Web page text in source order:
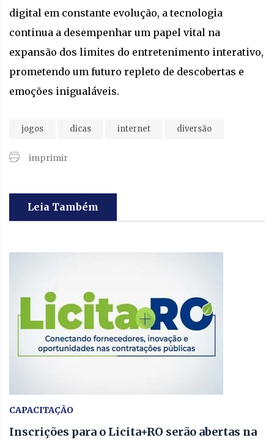
digital em constante evolução, a tecnologia
continua a desempenhar um papel vital na
expansão dos limites do entretenimento interativo,
prometendo um futuro repleto de descobertas e
emoções inigualáveis.
jogos dicas internet diversão
imprimir
Leia Também
CAPACITAÇÃO
Inscrições para o Licita+RO serão abertas na